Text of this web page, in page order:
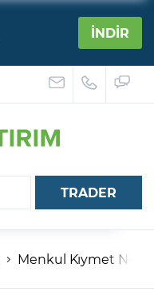
İNDİR
TRADER
Menkul Kıymet